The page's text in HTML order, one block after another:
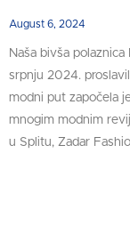
August 6, 2024
Naša bivša
srpnju 2024.
modni put započela
mnogim modnim
u Splitu, Zadar